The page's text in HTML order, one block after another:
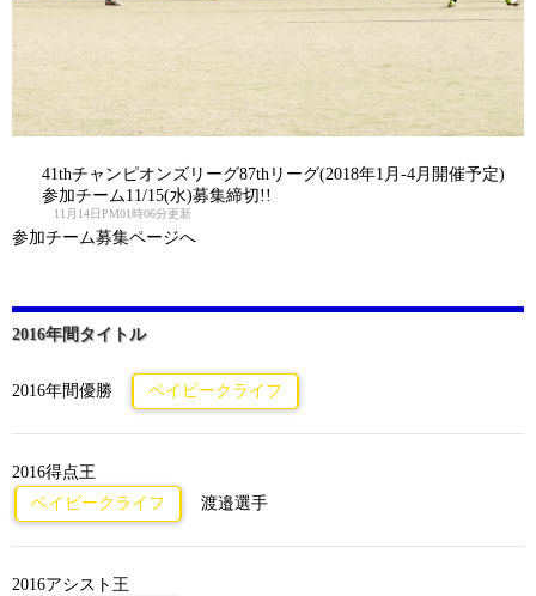
41thチャンピオンズリーグ87thリーグ(2018年1月-4月開催予定)
参加チーム11/15(水)募集締切!!
11月14日PM01時06分更新
参加チーム募集ページへ
2016年間タイトル
2016年間優勝 ベイビークライフ
2016得点王
ベイビークライフ
渡邉選手
2016アシスト王